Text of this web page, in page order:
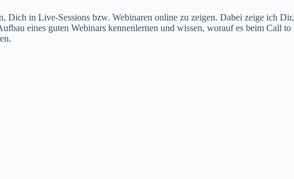
Dich in Live-Sessions bzw. Webinaren online zu zeigen. Dabei zeige ich Dir,
eines guten Webinars kennenlernen und wissen, worauf es beim Call to